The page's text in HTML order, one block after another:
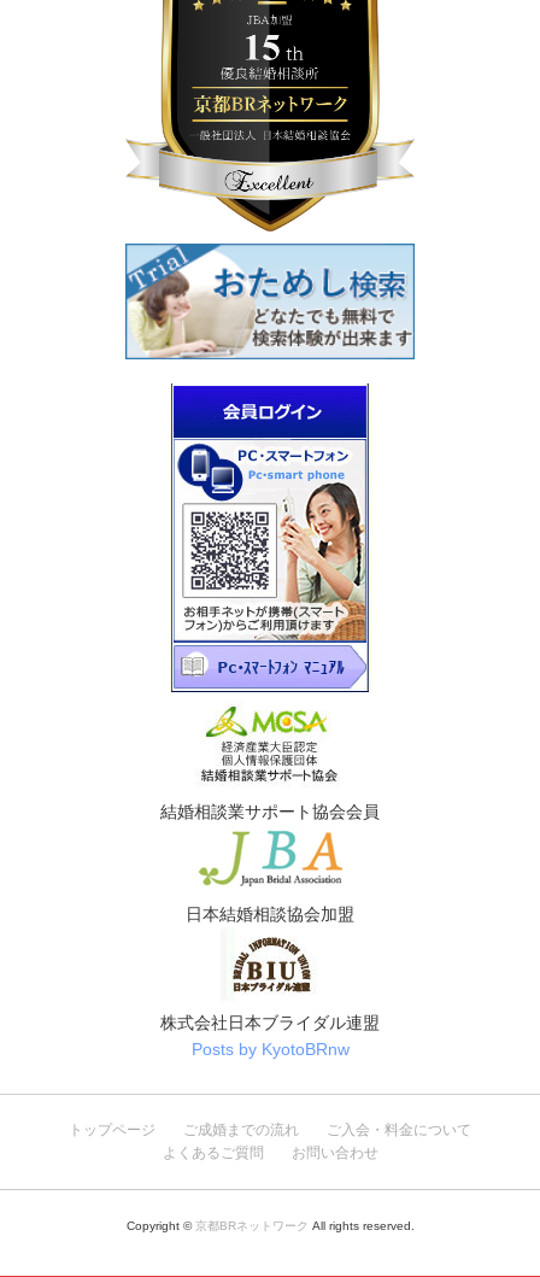
結婚相談業サポート協会会員
日本結婚相談協会加盟
株式会社日本ブライダル連盟
Posts by KyotoBRnw
トップページ ご成婚までの流れ
ご入会・料金について
よくあるご質問
お問い合わせ
Copyright ©京都BRネットワーク All rights reserved.